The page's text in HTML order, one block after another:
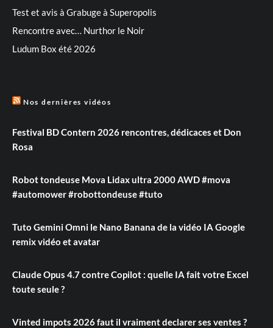
Test et avis à Grabuge à Superopolis
Rencontre avec… Nurthor le Noir
Ludum Box été 2026
Nos dernières vidéos
Festival BD Contern 2026 rencontres, dédicaces et Don
Rosa
Robot tondeuse Mova Lidax ultra 2000 AWD #mova
#automower #robottondeuse #tuto
Tuto Gemini Omni le Nano Banana de la vidéo IA Google
remix vidéo et avatar
Claude Opus 4.7 contre Copilot : quelle IA fait votre Excel
toute seule ?
Vinted impots 2026 faut il vraiment declarer ses ventes ?